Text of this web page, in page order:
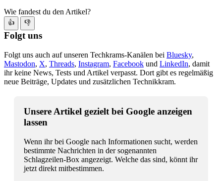
Wie fandest du den Artikel?
👍 👎
Folgt uns
Folgt uns auch auf unseren Techkrams-Kanälen bei Bluesky,
Mastodon, X, Threads, Instagram, Facebook und LinkedIn, damit
ihr keine News, Tests und Artikel verpasst. Dort gibt es regelmäßig
neue Beiträge, Updates und zusätzlichen Technikkram.
Unsere Artikel gezielt bei Google anzeigen
lassen
Wenn ihr bei Google nach Informationen sucht, werden
bestimmte Nachrichten in der sogenannten
Schlagzeilen-Box angezeigt. Welche das sind, könnt ihr
jetzt direkt mitbestimmen.